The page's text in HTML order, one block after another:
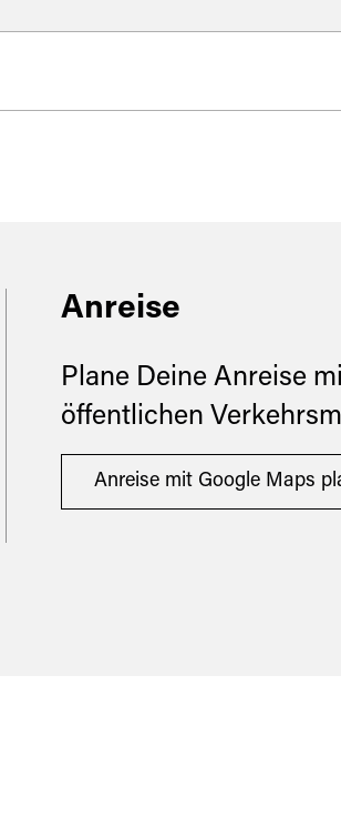
Anreise
Plane Deine Anreise
öffentlichen
Anreise mit Google Maps